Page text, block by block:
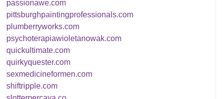
passionawe.com
pittsburghpaintingprofessionals.com
plumberryworks.com
psychoterapiawioletanowak.com
quickultimate.com
quirkyquester.com
sexmedicineformen.com
shiftripple.com